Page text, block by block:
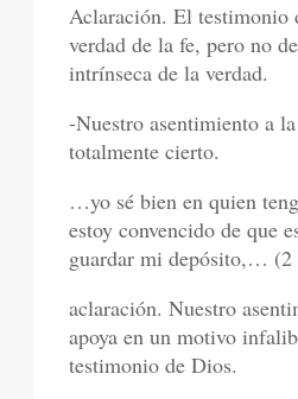
Aclaración. El testimonio
verdad de la fe, pero no
intrínseca de la verdad.
-Nuestro asentimiento a
totalmente cierto.
…yo sé bien en quien
estoy convencido de que
guardar mi depósito,…
aclaración. Nuestro
apoya en un motivo
testimonio de Dios.